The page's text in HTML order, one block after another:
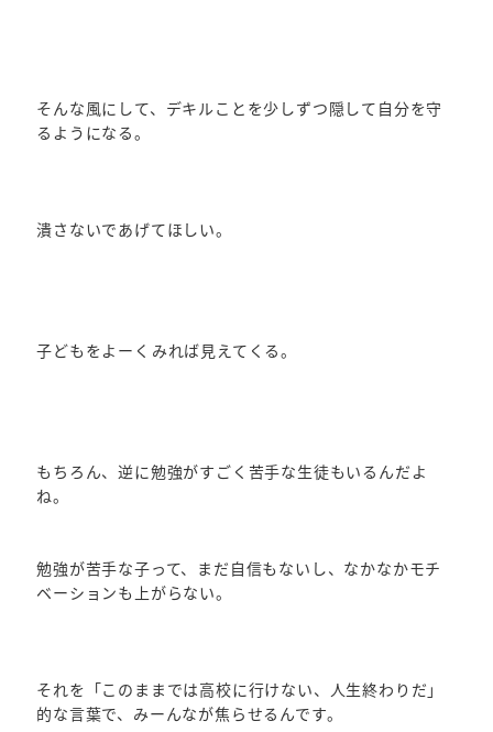
そんな風にして、デキルことを少しずつ隠して自分を守
るようになる。
潰さないであげてほしい。
子どもをよーくみれば見えてくる。
もちろん、逆に勉強がすごく苦手な生徒もいるんだよ
ね。
勉強が苦手な子って、まだ自信もないし、なかなかモチ
ベーションも上がらない。
それを「このままでは高校に行けない、人生終わりだ」
的な言葉で、みーんなが焦らせるんです。